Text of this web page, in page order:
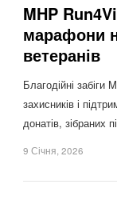
MHP
марафони
ветеранів
Благодійні
захисників і
донатів, зібраних
9 Січня, 2026